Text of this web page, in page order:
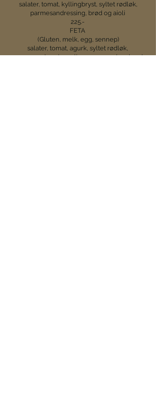
salater, tomat, kyllingbryst, syltet rødløk,
parmesandressing, brød og aioli
225.-
FETA
(Gluten, melk, egg, sennep)
salater, tomat, agurk, syltet rødløk,
parmesandressing, oliven, vannmelon, brød